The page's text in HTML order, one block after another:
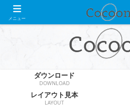
WordPress無料テ
ダウンロード
DOWNLOAD
レイアウト見本
LAYOUT
メニュー